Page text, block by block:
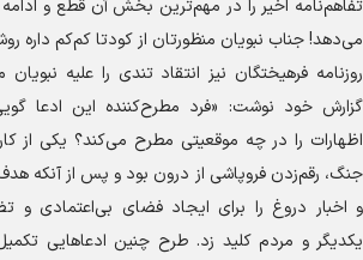
تفاهم‌نامه اخیر را در مهم‌ترین بخش آن قطع و
می‌دهد! جناب نبویان منظورتان از کودتا کم‌کم داره
روزنامه فرهیختگان نیز انتقاد تندی را علیه
گزارش خود نوشت: «فرد مطرح‌کننده این ادعا
اظهارات را در چه موقعیتی مطرح می‌کند؟ یکی از
جنگ، رقم‌زدن فروپاشی از درون بود و پس از آنکه
و اخبار دروغ را برای ایجاد فضای بی‌اعتمادی و
یکدیگر و مردم کلید زد. طرح چنین ادعاهایی